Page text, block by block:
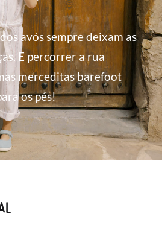
avós sempre deixam as
E percorrer a rua
merceditas barefoot
os pés!